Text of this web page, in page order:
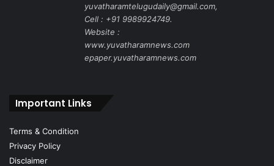
yuvatharamtelugudaily@gmail.com,
Cell : +91 9989924749.
Website :
www.yuvatharamnews.com
epaper.yuvatharamnews.com
Important Links
Terms & Condition
Privacy Policy
Disclaimer